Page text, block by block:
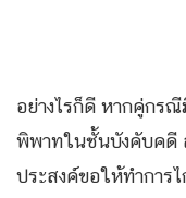
อย่างไรก็ดี หากคู่กรณี
พิพาทในชั้นบังคับคดี
ประสงค์ขอให้ทำการ